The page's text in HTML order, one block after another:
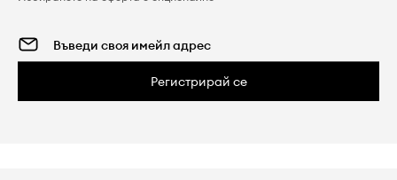
Регистрирай се